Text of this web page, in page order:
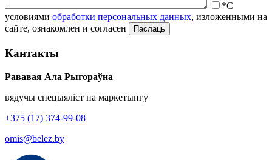
*С
условиями обработки персональных данных, изложенными на
сайте, ознакомлен и согласен
Кантакты
Рававая Ала Рыгораўна
вядучы спецыяліст па маркетынгу
+375 (17) 374-99-08
omis@belez.by